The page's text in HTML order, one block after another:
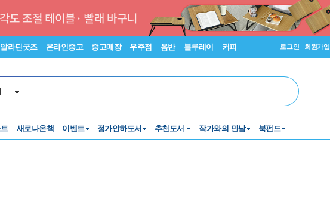
알라딘굿즈 온라인중고 중고매장 우주점 음반 블루레이 커피 로그인 회원가입
새로나온책 이벤트 정가인하도서 추천도서 작가와의 만남 북펀드